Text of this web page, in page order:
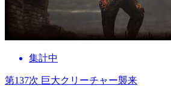
集計中
第137次 巨大クリーチャー襲来